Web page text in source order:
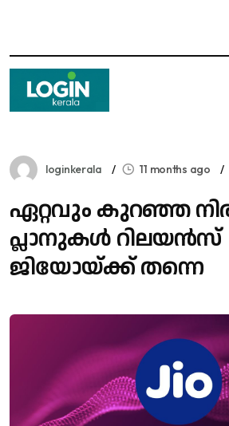
loginkerala 11 months ago
ഏറ്റവും കുറഞ്ഞ
പ്ലാനുകള്‍ റിലയന്‍സ്
ജിയോയ്ക്ക് തന്നെ